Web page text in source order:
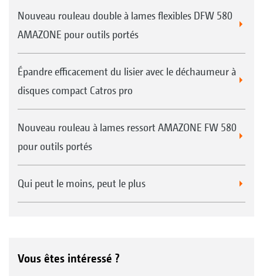
Nouveau rouleau double à lames flexibles DFW 580
AMAZONE pour outils portés
Épandre efficacement du lisier avec le déchaumeur à
disques compact Catros pro
Nouveau rouleau à lames ressort AMAZONE FW 580
pour outils portés
Qui peut le moins, peut le plus
Vous êtes intéressé ?